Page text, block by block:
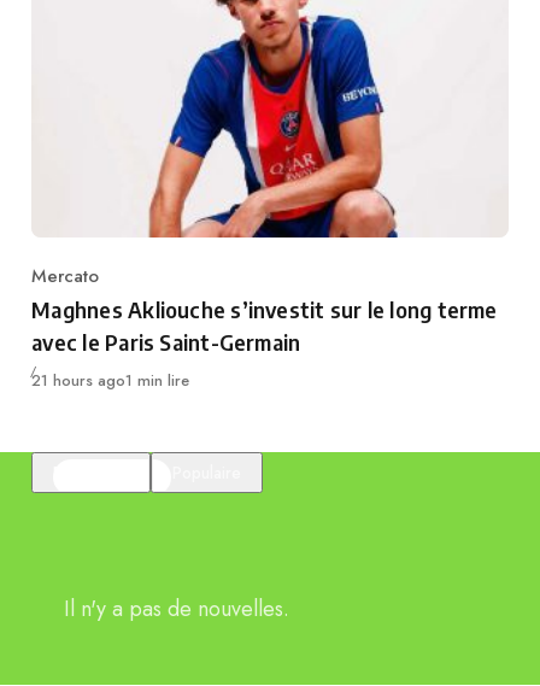
Category
Mercato
Maghnes Akliouche s’investit sur le long terme
avec le Paris Saint-Germain
Publié
21 hours ago1 min lire
Il n'y a pas de nouvelles.